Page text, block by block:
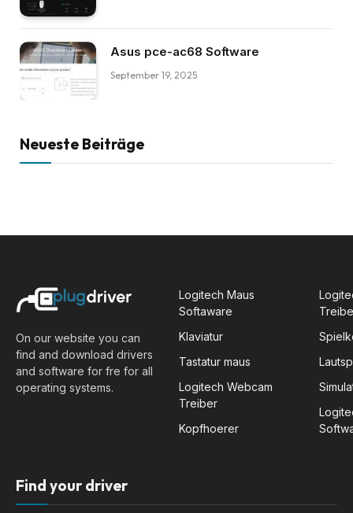
Asus pce-ac68 Software
September 19, 2025
Neueste Beiträge
On our website you can
find and download drivers
and software for fre for all
operating systems.
Logitech Maus
Softaware
Klaviatur
Tastatur maus
Logitech Webcam
Treiber
Kopfhoerer
Find your driver